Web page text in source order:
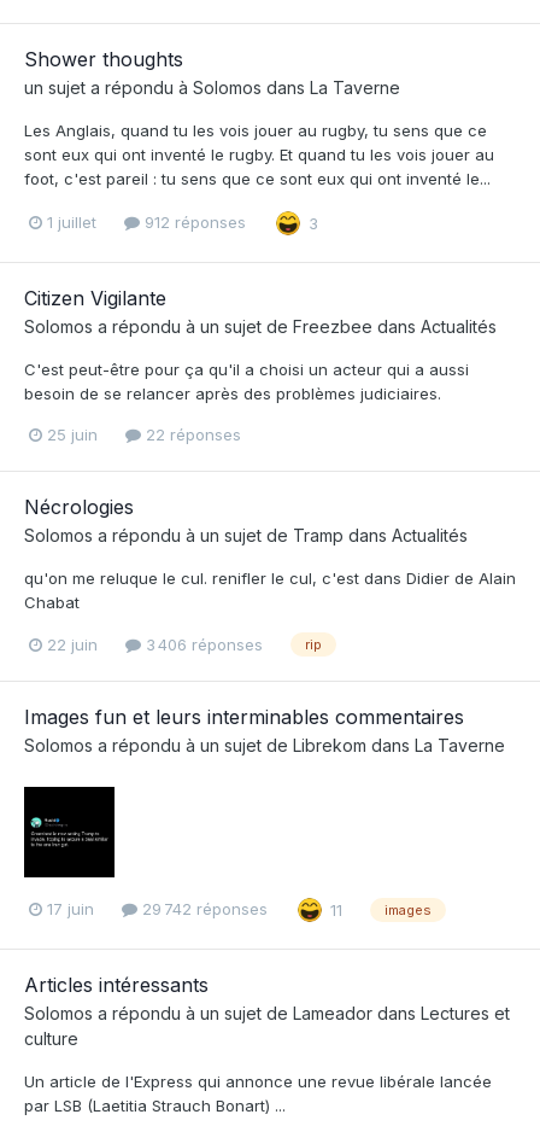
Shower thoughts
un sujet a répondu à Solomos dans La Taverne
Les Anglais, quand tu les vois jouer au rugby, tu sens que ce
sont eux qui ont inventé le rugby. Et quand tu les vois jouer au
foot, c'est pareil : tu sens que ce sont eux qui ont inventé le...
1 juillet 912 réponses 3
Citizen Vigilante
Solomos a répondu à un sujet de Freezbee dans Actualités
C'est peut-être pour ça qu'il a choisi un acteur qui a aussi
besoin de se relancer après des problèmes judiciaires.
25 juin 22 réponses
Nécrologies
Solomos a répondu à un sujet de Tramp dans Actualités
qu'on me reluque le cul. renifler le cul, c'est dans Didier de Alain
Chabat
22 juin 3 406 réponses rip
Images fun et leurs interminables commentaires
Solomos a répondu à un sujet de Librekom dans La Taverne
17 juin 29 742 réponses 11 images
Articles intéressants
Solomos a répondu à un sujet de Lameador dans Lectures et
culture
Un article de l'Express qui annonce une revue libérale lancée
par LSB (Laetitia Strauch Bonart) ...